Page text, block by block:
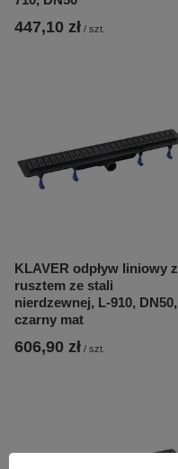
447,10 zł / szt.
KLAVER odpływ liniowy z
rusztem ze stali
nierdzewnej, L-910, DN50,
czarny mat
606,90 zł / szt.